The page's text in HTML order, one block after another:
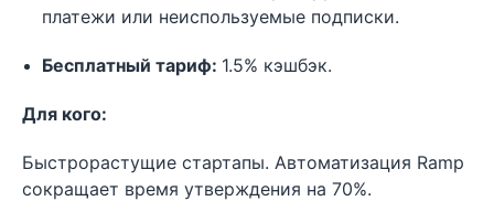
платежи или неиспользуемые подписки.
Бесплатный тариф: 1.5% кэшбэк.
Для кого:
Быстрорастущие стартапы. Автоматизация Ramp
сокращает время утверждения на 70%.